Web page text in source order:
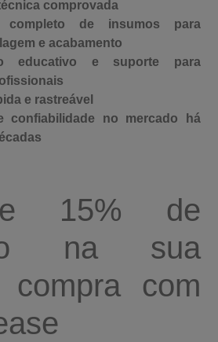
comprovada
completo de insumos para
e acabamento
educativo e suporte para
e rastreável
confiabilidade no mercado há
15% de
na sua
compra com